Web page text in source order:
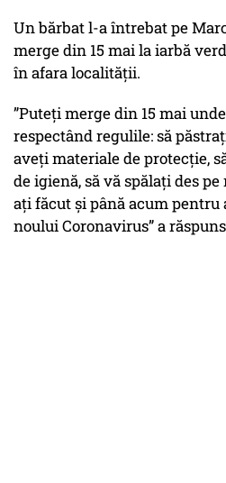
Un bărbat l-a întrebat pe
merge din 15 mai la iarbă
în afara localității.
”Puteți merge din 15 mai
respectând regulile: să
aveți materiale de protecție,
de igienă, să vă spălați des
ați făcut și până acum pentru
noului Coronavirus” a